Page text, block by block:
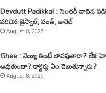
Devdutt Padikkal : సెంచరీ బాదిన
పరిచిన జైస్వాల్, పంత్, జురెల్
August 8, 2026
Ghee : నెయ్యి తింటే లావవుతారా? లేక
అవుతుందా? డాక్టర్లు ఏం చెబుతున్నారు?
August 8, 2026